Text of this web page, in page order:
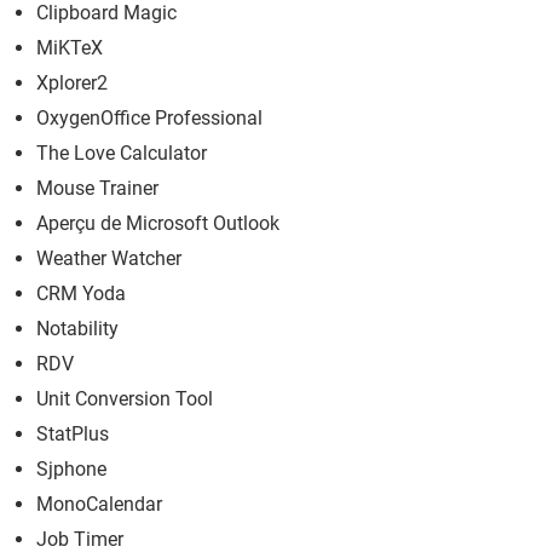
Clipboard Magic
MiKTeX
Xplorer2
OxygenOffice Professional
The Love Calculator
Mouse Trainer
Aperçu de Microsoft Outlook
Weather Watcher
CRM Yoda
Notability
RDV
Unit Conversion Tool
StatPlus
Sjphone
MonoCalendar
Job Timer